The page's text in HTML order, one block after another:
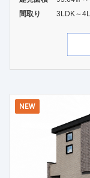
間取り
3LDK～
NEW